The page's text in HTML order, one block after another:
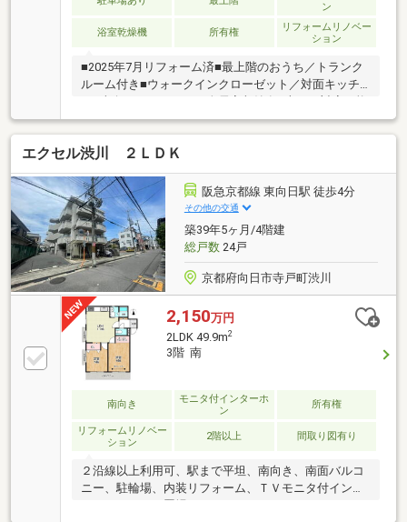
ン
浴室乾燥機 所有権
リフォームリノベー
ション
■2025年7月リフォーム済■最上階のおうち／トランク
ルーム付き■ウォークインクローゼット／対面キッチ
ン■南向きバルコニー／全居室収納有■本日ご対応可能
エクセル渋川 ２ＬＤＫ
阪急京都線 東向日駅 徒歩4分
その他の交通
築39年5ヶ月/4階建
総戸数24戸
京都府向日市寺戸町渋川
2,150万円
2LDK 49.9m2
3階 南
南向き
モニタ付インターホ
ン
所有権
リフォームリノベー
ション
2階以上 間取り図有り
２沿線以上利用可、駅まで平坦、南向き、南面バルコ
ニー、駐輪場、内装リフォーム、ＴＶモニタ付インタ
ーホン、バイク置場